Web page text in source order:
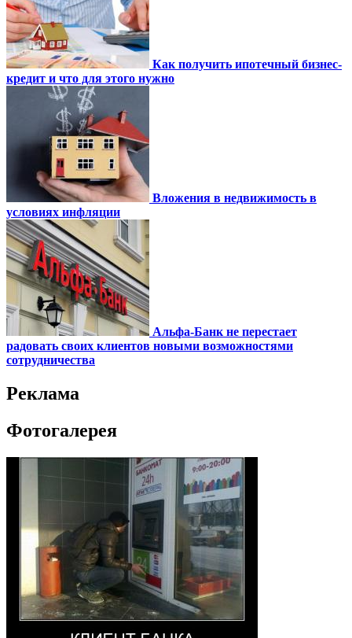
Как получить ипотечный бизнес-
кредит и что для этого нужно
Вложения в недвижимость в
условиях инфляции
Альфа-Банк не перестает
радовать своих клиентов новыми возможностями
сотрудничества
Реклама
Фотогалерея